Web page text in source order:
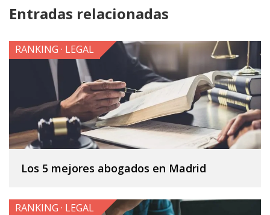
Entradas relacionadas
Los 5 mejores abogados en Madrid
RANKING · LEGAL
RANKING · LEGAL